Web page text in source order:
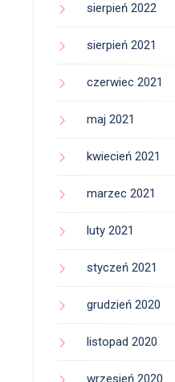
sierpień 2022
sierpień 2021
czerwiec 2021
maj 2021
kwiecień 2021
marzec 2021
luty 2021
styczeń 2021
grudzień 2020
listopad 2020
wrzesień 2020